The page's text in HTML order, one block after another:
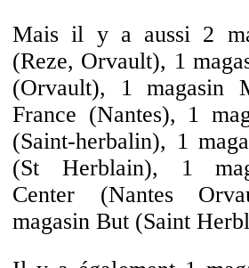
Mais il y a aussi 2
(Reze, Orvault), 1
(Orvault), 1 magasin
France (Nantes), 1
(Saint-herbalin), 1
(St Herblain), 1
Center (Nantes
magasin But (Saint